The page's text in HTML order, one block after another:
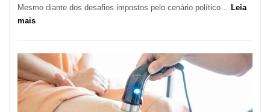
Mesmo diante dos desafios impostos pelo cenário político… Leia
mais:
de
São
Paulo
Inicia